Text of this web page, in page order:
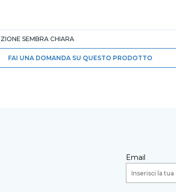
SEMBRA CHIARA
FAI UNA DOMANDA SU QUESTO PRODOTTO
Email